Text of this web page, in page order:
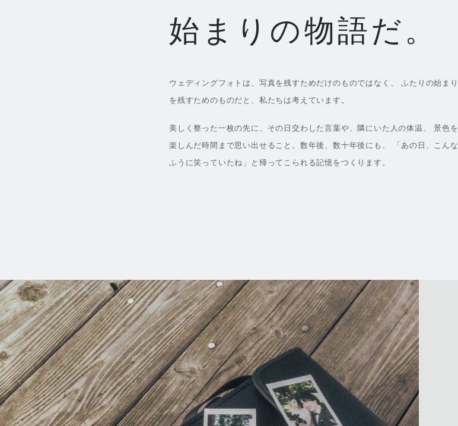
始まりの物語だ。
ウェディングフォトは、写真を残すためだけのものではなく、 ふたりの始まり
を残すためのものだと、私たちは考えています。
美しく整った一枚の先に、その日交わした言葉や、隣にいた人の体温、 景色を
楽しんだ時間まで思い出せること。数年後、数十年後にも、 「あの日、こんな
ふうに笑っていたね」と帰ってこられる記憶をつくります。